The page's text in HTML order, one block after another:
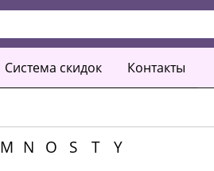
Система скидок Контакты
M N O S T Y